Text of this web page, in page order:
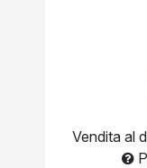
Vendita al